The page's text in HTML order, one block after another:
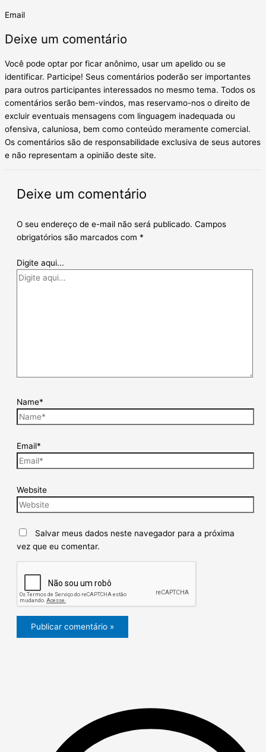
Email
Deixe um comentário
Você pode optar por ficar anônimo, usar um apelido ou se
identificar. Participe! Seus comentários poderão ser importantes
para outros participantes interessados no mesmo tema. Todos os
comentários serão bem-vindos, mas reservamo-nos o direito de
excluir eventuais mensagens com linguagem inadequada ou
ofensiva, caluniosa, bem como conteúdo meramente comercial.
Os comentários são de responsabilidade exclusiva de seus autores
e não representam a opinião deste site.
Deixe um comentário
O seu endereço de e-mail não será publicado. Campos
obrigatórios são marcados com *
Digite aqui...
Name*
Email*
Website
Salvar meus dados neste navegador para a próxima
vez que eu comentar.